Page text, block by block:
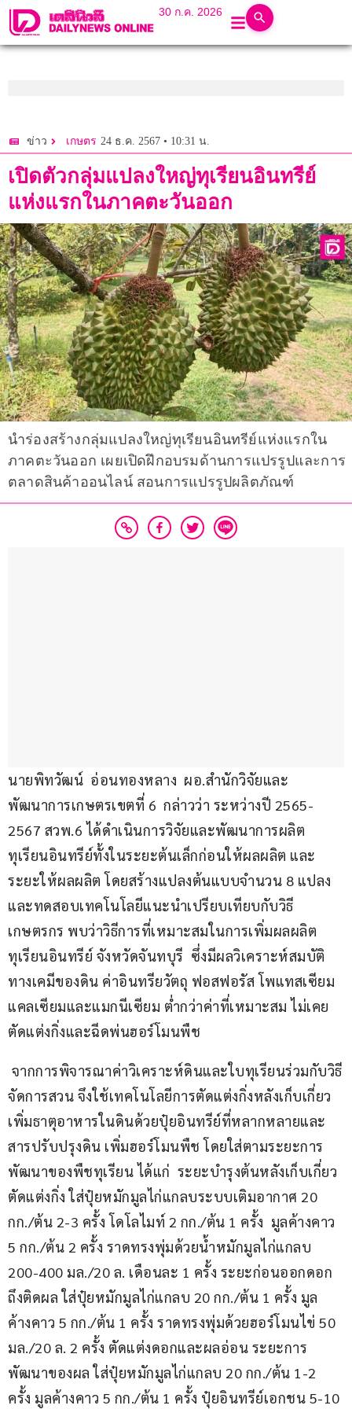
30 ก.ค. 2026
ข่าว เกษตร 24 ธ.ค. 2567 • 10:31 น.
เปิดตัวกลุ่มแปลงใหญ่ทุเรียนอินทรีย์
แห่งแรกในภาคตะวันออก
นำร่องสร้างกลุ่มแปลงใหญ่ทุเรียนอินทรีย์แห่งแรกใน
ภาคตะวันออก เผยเปิดฝึกอบรมด้านการแปรรูปและการ
ตลาดสินค้าออนไลน์ สอนการแปรรูปผลิตภัณฑ์
นายพิทวัฒน์  อ่อนทองหลาง  ผอ.สำนักวิจัยและ
พัฒนาการเกษตรเขตที่ 6  กล่าวว่า ระหว่างปี 2565-
2567 สวพ.6 ได้ดำเนินการวิจัยและพัฒนาการผลิต
ทุเรียนอินทรีย์ทั้งในระยะต้นเล็กก่อนให้ผลผลิต และ
ระยะให้ผลผลิต โดยสร้างแปลงต้นแบบจำนวน 8 แปลง
และทดสอบเทคโนโลยีแนะนำเปรียบเทียบกับวิธี
เกษตรกร พบว่าวิธีการที่เหมาะสมในการเพิ่มผลผลิต
ทุเรียนอินทรีย์ จังหวัดจันทบุรี  ซึ่งมีผลวิเคราะห์สมบัติ
ทางเคมีของดิน ค่าอินทรียวัตถุ ฟอสฟอรัส โพแทสเซียม
แคลเซียมและแมกนีเซียม ต่ำกว่าค่าที่เหมาะสม ไม่เคย
ตัดแต่งกิ่งและฉีดพ่นฮอร์โมนพืช
จากการพิจารณาค่าวิเคราะห์ดินและใบทุเรียนร่วมกับวิธี
จัดการสวน จึงใช้เทคโนโลยีการตัดแต่งกิ่งหลังเก็บเกี่ยว
เพิ่มธาตุอาหารในดินด้วยปุ๋ยอินทรีย์ที่หลากหลายและ
สารปรับปรุงดิน เพิ่มฮอร์โมนพืช โดยใส่ตามระยะการ
พัฒนาของพืชทุเรียน ได้แก่  ระยะบำรุงต้นหลังเก็บเกี่ยว
ตัดแต่งกิ่ง ใส่ปุ๋ยหมักมูลไก่แกลบระบบเติมอากาศ 20
กก./ต้น 2-3 ครั้ง โดโลไมท์ 2 กก./ต้น 1 ครั้ง  มูลค้างคาว
5 กก./ต้น 2 ครั้ง ราดทรงพุ่มด้วยน้ำหมักมูลไก่แกลบ
200-400 มล./20 ล. เดือนละ 1 ครั้ง ระยะก่อนออกดอก
ถึงติดผล ใส่ปุ๋ยหมักมูลไก่แกลบ 20 กก./ต้น 1 ครั้ง มูล
ค้างคาว 5 กก./ต้น 1 ครั้ง ราดทรงพุ่มด้วยฮอร์โมนไข่ 50
มล./20 ล. 2 ครั้ง ตัดแต่งดอกและผลอ่อน ระยะการ
พัฒนาของผล ใส่ปุ๋ยหมักมูลไก่แกลบ 20 กก./ต้น 1-2
ครั้ง มูลค้างคาว 5 กก./ต้น 1 ครั้ง ปุ๋ยอินทรีย์เอกชน 5-10